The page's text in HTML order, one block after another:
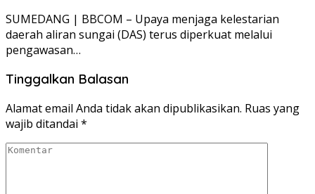
SUMEDANG | BBCOM – Upaya menjaga kelestarian
daerah aliran sungai (DAS) terus diperkuat melalui
pengawasan…
Tinggalkan Balasan
Alamat email Anda tidak akan dipublikasikan. Ruas yang
wajib ditandai *